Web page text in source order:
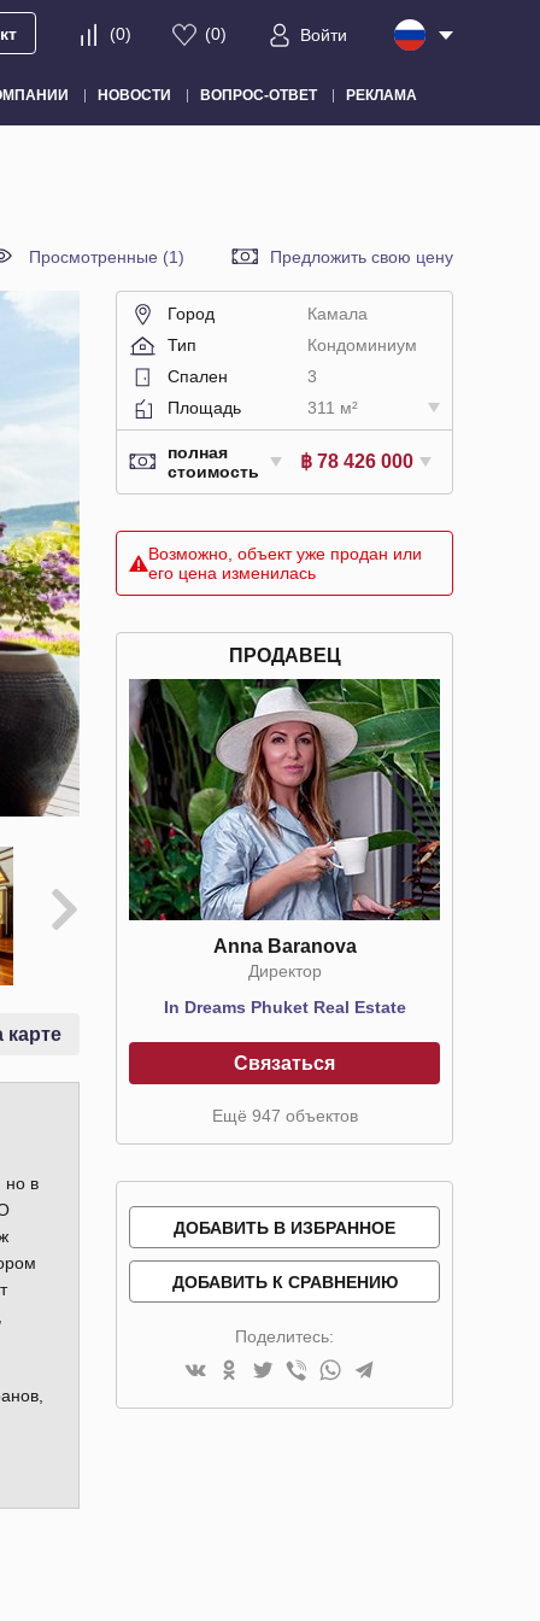
(0) (0) Войти
НОВОСТИ ВОПРОС-ОТВЕТ РЕКЛАМА
Просмотренные (1) Предложить свою цену
карте
но в
Город
Камала
Тип
Кондоминиум
Спален
3
Площадь
311 м²
полная
стоимость
฿ 78 426 000
Возможно, объект уже продан или
его цена изменилась
ПРОДАВЕЦ
Anna Baranova
Директор
In Dreams Phuket Real Estate
Связаться
Ещё 947 объектов
ДОБАВИТЬ В ИЗБРАННОЕ
ДОБАВИТЬ К СРАВНЕНИЮ
Поделитесь: